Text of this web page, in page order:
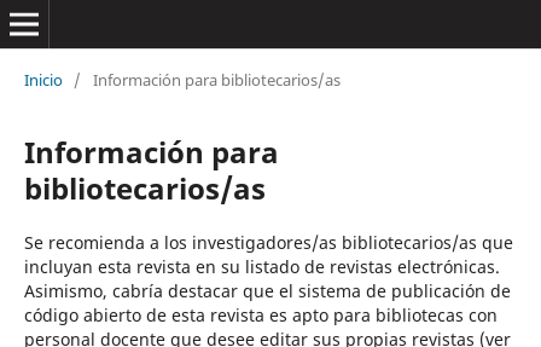
Inicio / Información para bibliotecarios/as
Información para
bibliotecarios/as
Se recomienda a los investigadores/as bibliotecarios/as que
incluyan esta revista en su listado de revistas electrónicas.
Asimismo, cabría destacar que el sistema de publicación de
código abierto de esta revista es apto para bibliotecas con
personal docente que desee editar sus propias revistas (ver